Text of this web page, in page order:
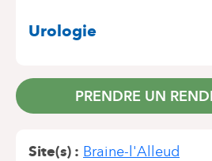
Urologie
PRENDRE UN
Site(s)
Braine-l'Alleud